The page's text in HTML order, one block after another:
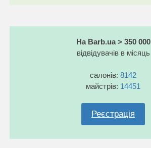
На Barb.ua > 350 000
відвідувачів в місяць
салонів: 8142
майстрів: 14451
Реєстрація